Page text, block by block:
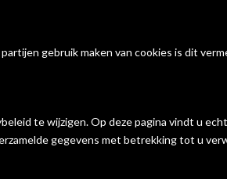
gebruik maken van cookies is dit
te wijzigen. Op deze pagina vindt u
gegevens met betrekking tot u